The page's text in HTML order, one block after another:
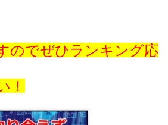
のでぜひランキング応
！